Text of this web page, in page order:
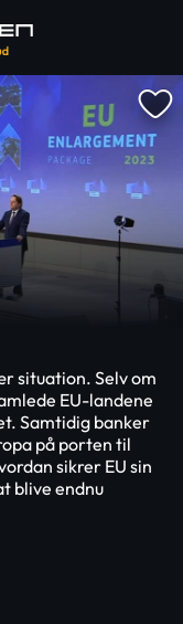
situation. Selv om
EU-landene
Samtidig banker
på porten til
sikrer EU sin
blive endnu